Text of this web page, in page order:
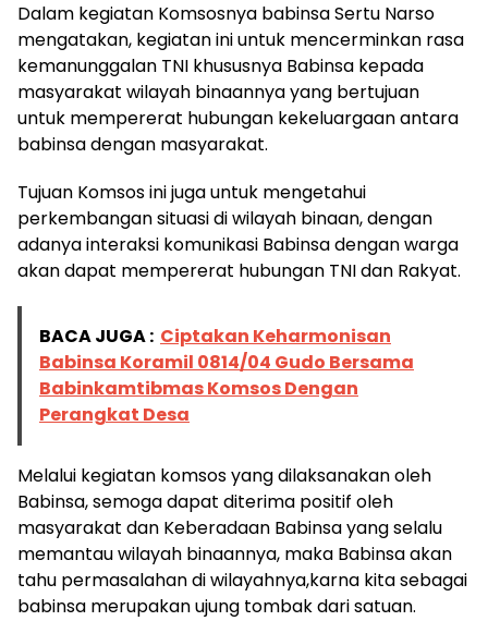
Dalam kegiatan Komsosnya babinsa Sertu Narso
mengatakan, kegiatan ini untuk mencerminkan rasa
kemanunggalan TNI khususnya Babinsa kepada
masyarakat wilayah binaannya yang bertujuan
untuk mempererat hubungan kekeluargaan antara
babinsa dengan masyarakat.
Tujuan Komsos ini juga untuk mengetahui
perkembangan situasi di wilayah binaan, dengan
adanya interaksi komunikasi Babinsa dengan warga
akan dapat mempererat hubungan TNI dan Rakyat.
BACA JUGA : Ciptakan Keharmonisan
Babinsa Koramil 0814/04 Gudo Bersama
Babinkamtibmas Komsos Dengan
Perangkat Desa
Melalui kegiatan komsos yang dilaksanakan oleh
Babinsa, semoga dapat diterima positif oleh
masyarakat dan Keberadaan Babinsa yang selalu
memantau wilayah binaannya, maka Babinsa akan
tahu permasalahan di wilayahnya,karna kita sebagai
babinsa merupakan ujung tombak dari satuan.